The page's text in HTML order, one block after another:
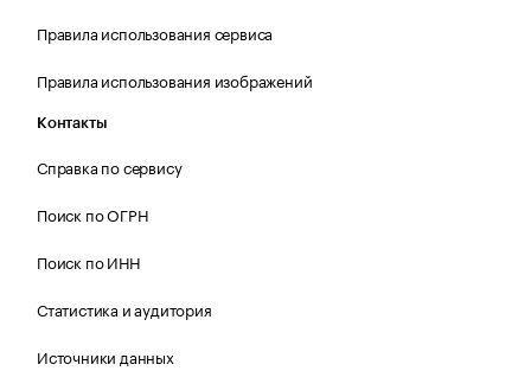
Правила использования сервиса
Правила использования изображений
Контакты
Справка по сервису
Поиск по ОГРН
Поиск по ИНН
Статистика и аудитория
Источники данных